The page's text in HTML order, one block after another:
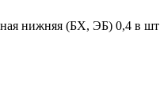
нижняя (БХ, ЭБ) 0,4 в шт